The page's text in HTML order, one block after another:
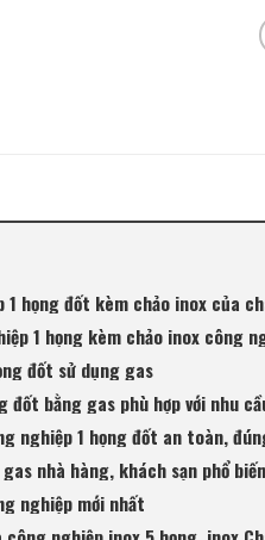
1 họng đốt kèm chảo inox của
1 họng kèm chảo inox công
đốt sử dụng gas
đốt bằng gas phù hợp với nhu
nghiệp 1 họng đốt an toàn,
nhà hàng, khách sạn phổ
nghiệp mới nhất